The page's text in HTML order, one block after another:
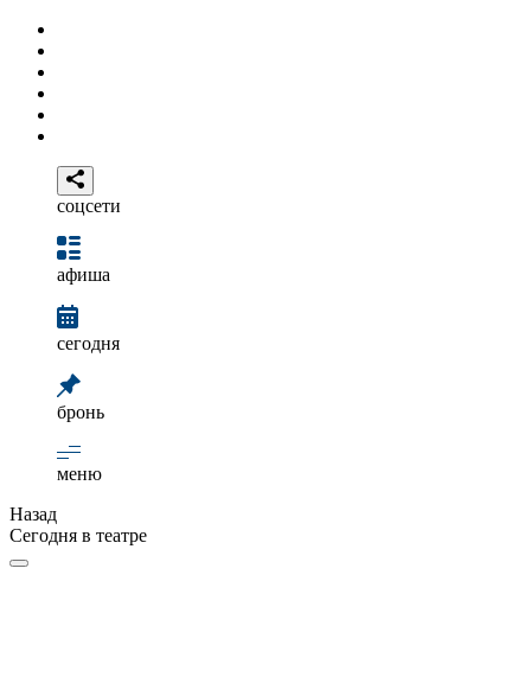
соцсети
афиша
сегодня
бронь
меню
Назад
Сегодня в театре